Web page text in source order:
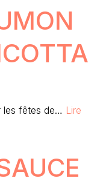
les fêtes de… Lire